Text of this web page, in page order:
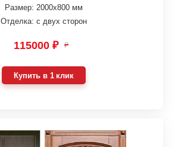
Размер: 2000х800 мм
Отделка: с двух сторон
115000 ₽ ₽
Купить в 1 клик